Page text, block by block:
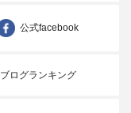
公式facebook
ブログランキング